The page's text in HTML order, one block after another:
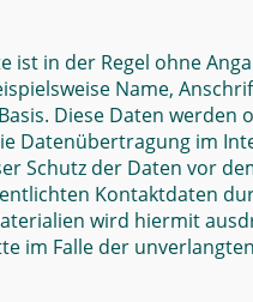
ist in der Regel ohne
Name,
Diese Daten
Datenübertragung im
Schutz der Daten vor
Kontaktdaten
wird hiermit
im Falle der